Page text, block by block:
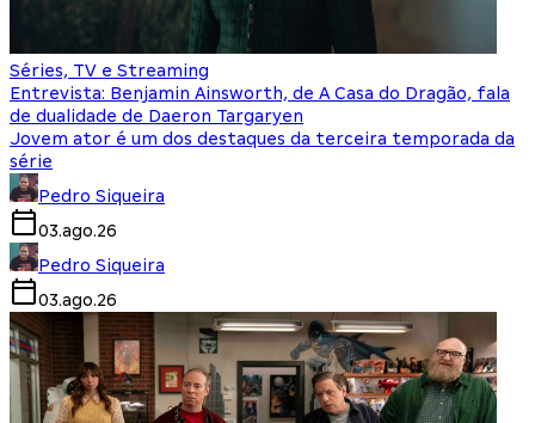
Séries, TV e Streaming
Entrevista: Benjamin Ainsworth, de A Casa do Dragão, fala
de dualidade de Daeron Targaryen
Jovem ator é um dos destaques da terceira temporada da
série
Pedro Siqueira
03.ago.26
Pedro Siqueira
03.ago.26